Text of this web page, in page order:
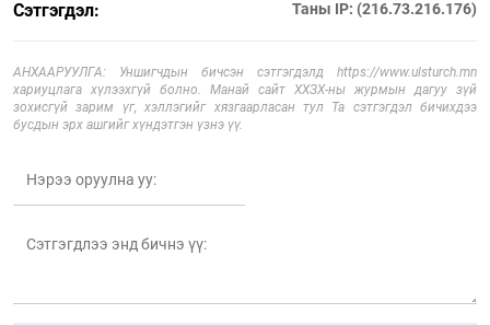
Сэтгэгдэл: Таны IP: (216.73.216.176)
АНХААРУУЛГА: Уншигчдын бичсэн сэтгэгдэлд https://www.ulsturch.mn
хариуцлага хүлээхгүй болно. Манай сайт ХХЗХ-ны журмын дагуу зүй
зохисгүй зарим үг, хэллэгийг хязгаарласан тул Та сэтгэгдэл бичихдээ
бусдын эрх ашгийг хүндэтгэн үзнэ үү.